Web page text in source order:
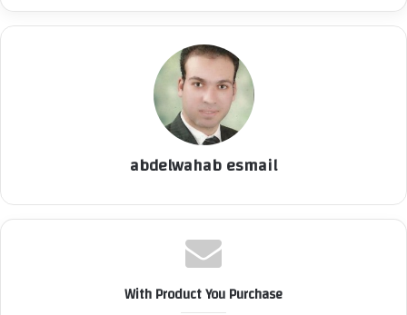
abdelwahab esmail
With Product You Purchase